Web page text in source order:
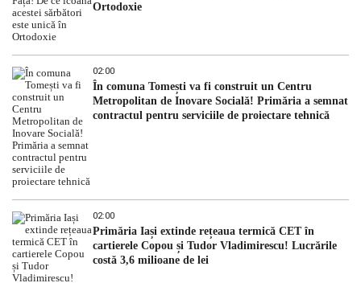
Ortodoxie
02:00
În comuna Tomești va fi construit un Centru
Metropolitan de Inovare Socială! Primăria a semnat
contractul pentru serviciile de proiectare tehnică
02:00
Primăria Iași extinde rețeaua termică CET în
cartierele Copou și Tudor Vladimirescu! Lucrările
costă 3,6 milioane de lei